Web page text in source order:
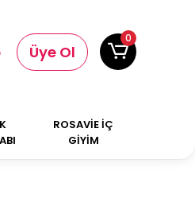
Üye Ol
0
ROSAVİE İÇ
GİYİM